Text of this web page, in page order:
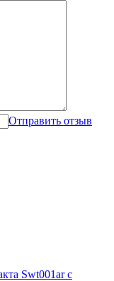
Отправить отзыв